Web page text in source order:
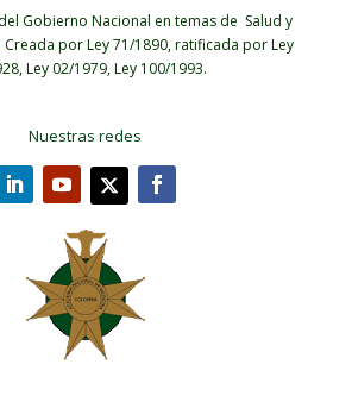
Gobierno Nacional en temas de Salud y
Creada por Ley 71/1890, ratificada por Ley
Ley 02/1979, Ley 100/1993.
Nuestras redes